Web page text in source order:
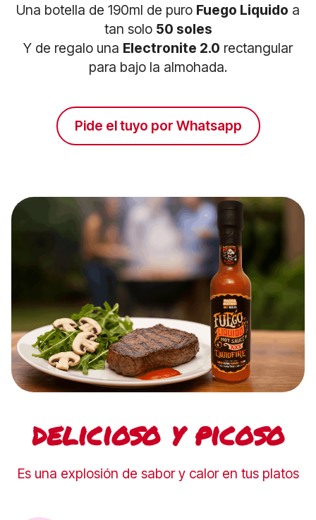
Una botella de 190ml de puro Fuego Liquido a
tan solo 50 soles
Y de regalo una Electronite 2.0 rectangular
para bajo la almohada.
Pide el tuyo por Whatsapp
delicioso y picoso
Es una explosión de sabor y calor en tus platos